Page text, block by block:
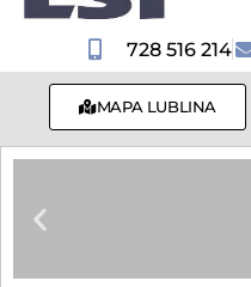
728 516 214
MAPA LUBLINA